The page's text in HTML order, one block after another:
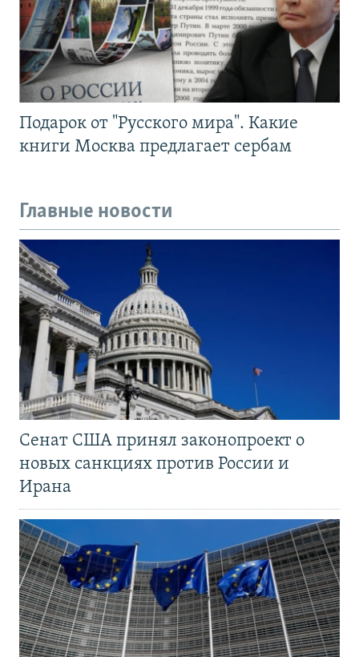
Подарок от "Русского мира". Какие
книги Москва предлагает сербам
Главные новости
Сенат США принял законопроект о
новых санкциях против России и
Ирана